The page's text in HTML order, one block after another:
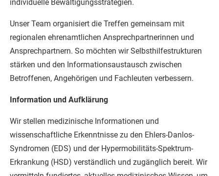
individuelle Bewältigungsstrategien.
Unser Team organisiert die Treffen gemeinsam mit
regionalen ehrenamtlichen Ansprechpartnerinnen und
Ansprechpartnern. So möchten wir Selbsthilfestrukturen
stärken und den Informationsaustausch zwischen
Betroffenen, Angehörigen und Fachleuten verbessern.
Information und Aufklärung
Wir stellen medizinische Informationen und
wissenschaftliche Erkenntnisse zu den Ehlers-Danlos-
Syndromen (EDS) und der Hypermobilitäts-Spektrum-
Erkrankung (HSD) verständlich und zugänglich bereit. Wir